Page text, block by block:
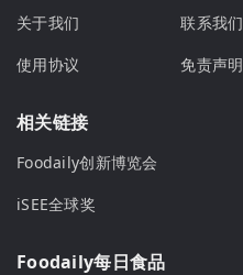
关于我们 联系我们
使用协议
免责声明
相关链接
Foodaily创新博览会
iSEE全球奖
Foodaily每日食品